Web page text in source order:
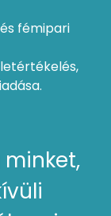
fémipari
minket,